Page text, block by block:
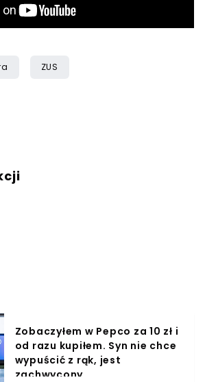
ZUS
Zobaczyłem w Pepco za 10 zł i
od razu kupiłem. Syn nie chce
wypuścić z rąk, jest
zachwycony